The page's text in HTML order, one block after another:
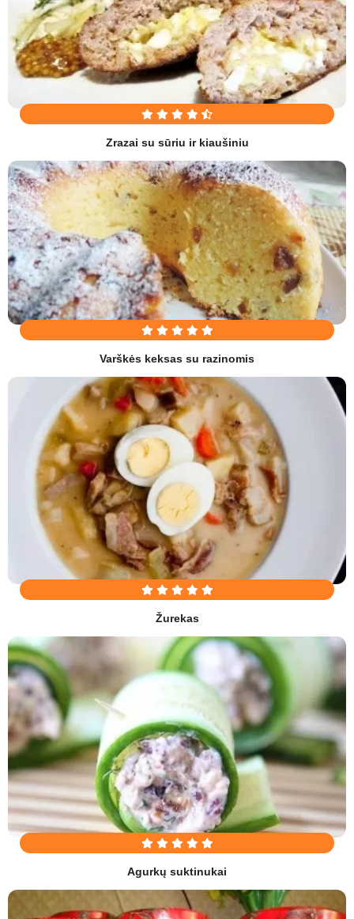
Zrazai su sūriu ir kiaušiniu
Varškės keksas su razinomis
Žurekas
Agurkų suktinukai